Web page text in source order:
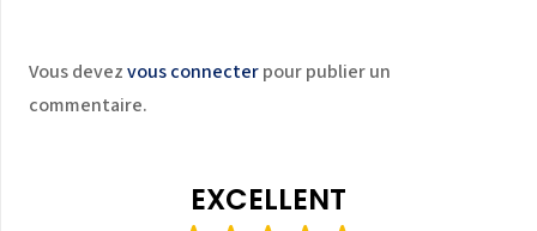
Vous devezvous connecterpour publier un
commentaire.
EXCELLENT